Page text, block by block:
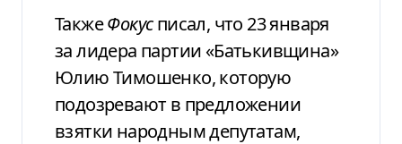
ТакжеФокусписал, что 23 января
за лидера партии «Батькивщина»
Юлию Тимошенко, которую
подозревают в предложении
взятки народным депутатам,